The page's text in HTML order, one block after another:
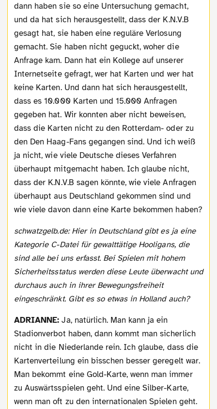
dann haben sie so eine Untersuchung gemacht,
und da hat sich herausgestellt, dass der K.N.V.B
gesagt hat, sie haben eine reguläre Verlosung
gemacht. Sie haben nicht geguckt, woher die
Anfrage kam. Dann hat ein Kollege auf unserer
Internetseite gefragt, wer hat Karten und wer hat
keine Karten. Und dann hat sich herausgestellt,
dass es 10.000 Karten und 15.000 Anfragen
gegeben hat. Wir konnten aber nicht beweisen,
dass die Karten nicht zu den Rotterdam- oder zu
den Den Haag-Fans gegangen sind. Und ich weiß
ja nicht, wie viele Deutsche dieses Verfahren
überhaupt mitgemacht haben. Ich glaube nicht,
dass der K.N.V.B sagen könnte, wie viele Anfragen
überhaupt aus Deutschland gekommen sind und
wie viele davon dann eine Karte bekommen haben?
schwatzgelb.de: Hier in Deutschland gibt es ja eine
Kategorie C-Datei für gewalttätige Hooligans, die
sind alle bei uns erfasst. Bei Spielen mit hohem
Sicherheitsstatus werden diese Leute überwacht und
durchaus auch in ihrer Bewegungsfreiheit
eingeschränkt. Gibt es so etwas in Holland auch?
ADRIANNE: Ja, natürlich. Man kann ja ein
Stadionverbot haben, dann kommt man sicherlich
nicht in die Niederlande rein. Ich glaube, dass die
Kartenverteilung ein bisschen besser geregelt war.
Man bekommt eine Gold-Karte, wenn man immer
zu Auswärtsspielen geht. Und eine Silber-Karte,
wenn man oft zu den internationalen Spielen geht.